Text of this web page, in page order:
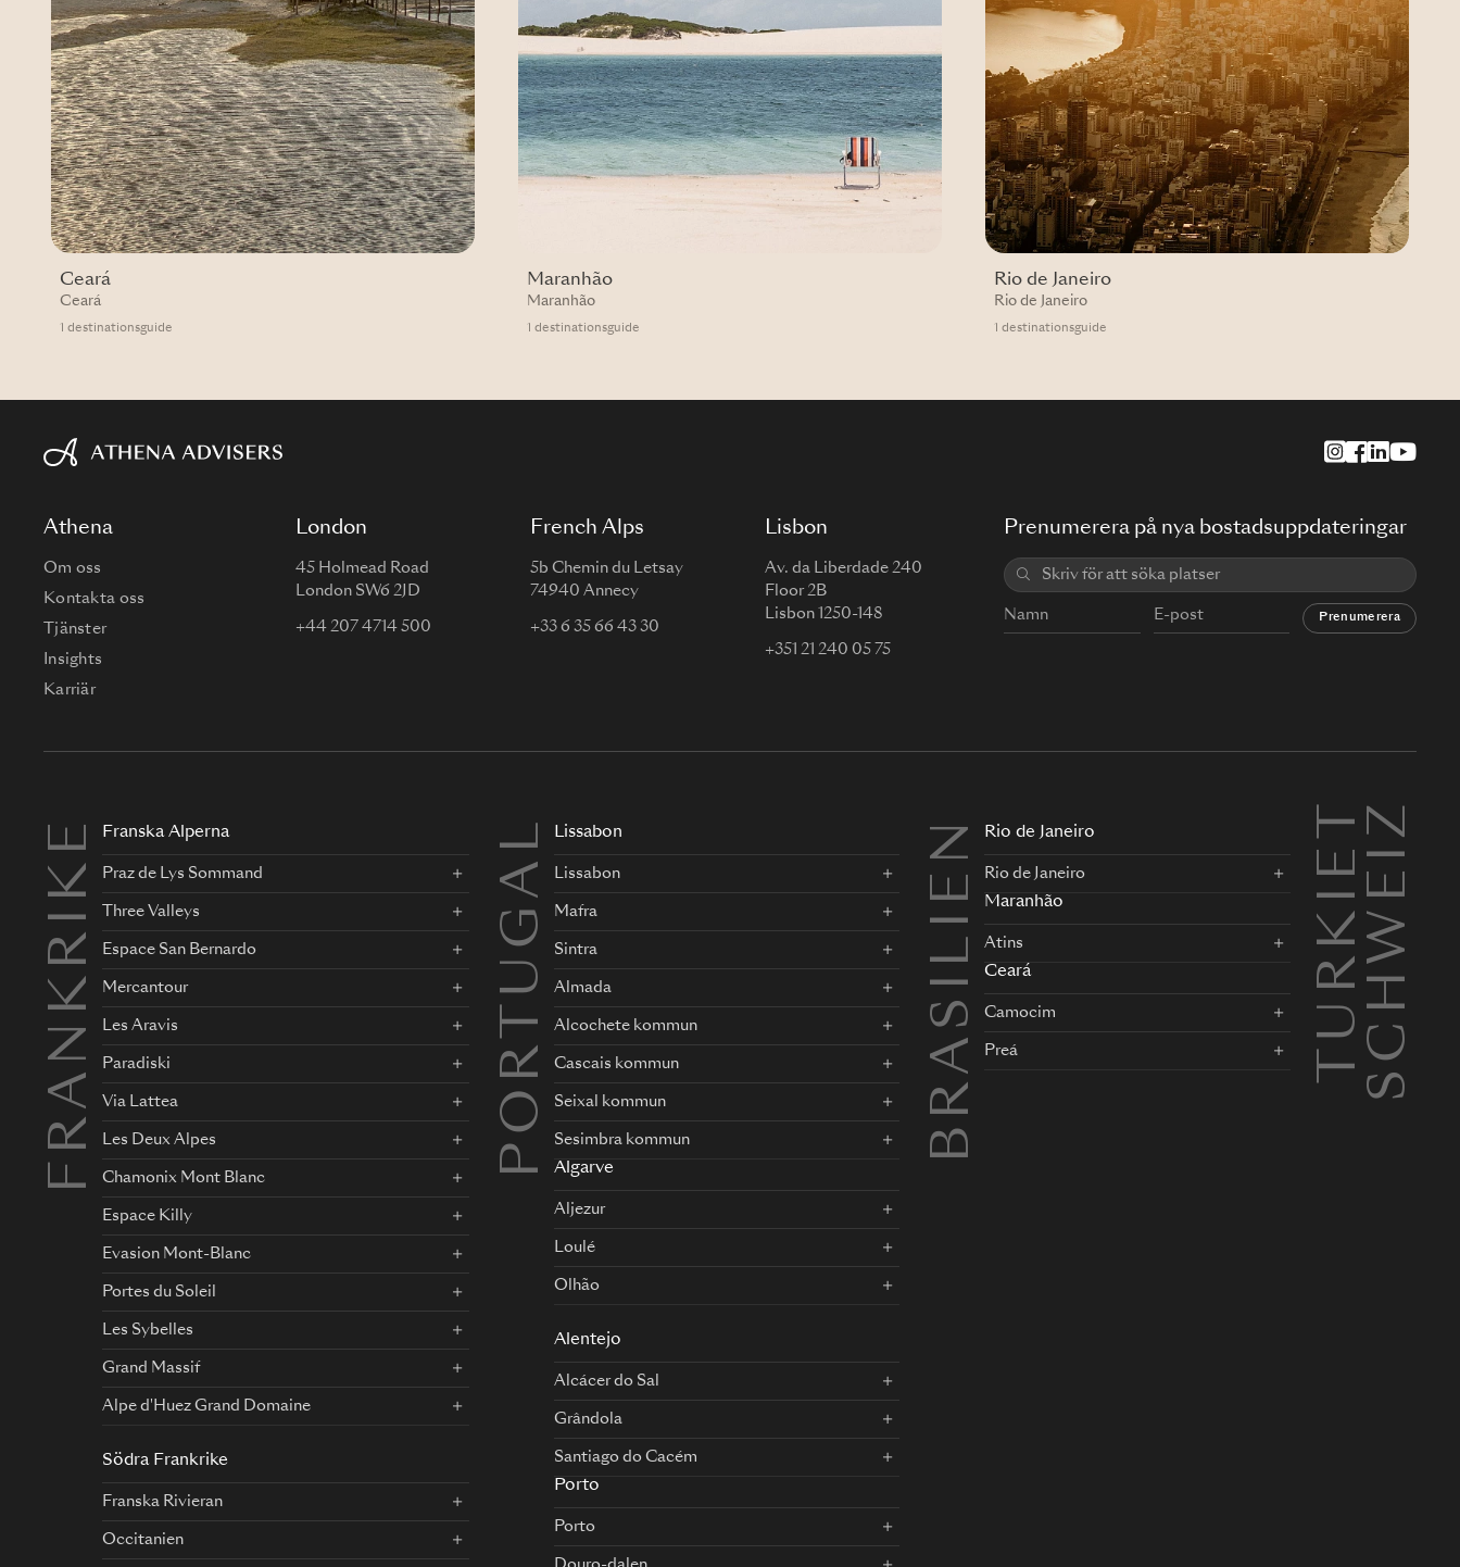
Ceará
Ceará
1 destinationsguide
Maranhão
Maranhão
1 destinationsguide
Rio de Janeiro
Rio de Janeiro
1 destinationsguide
Athena
Om oss
Kontakta oss
Tjänster
Insights
Karriär
London
45 Holmead Road
London SW6 2JD
+44 207 4714 500
French Alps
5b Chemin du Letsay
74940 Annecy
+33 6 35 66 43 30
Lisbon
Av. da Liberdade 240
Floor 2B
Lisbon 1250-148
+351 21 240 05 75
Prenumerera på nya bostadsuppdateringar
Prenumerera
FRANKRIKE Franska Alperna
Praz de Lys Sommand
Three Valleys
Espace San Bernardo
Mercantour
Les Aravis
Paradiski
Via Lattea
Les Deux Alpes
Chamonix Mont Blanc
Espace Killy
Evasion Mont-Blanc
Portes du Soleil
Les Sybelles
Grand Massif
Alpe d'Huez Grand Domaine
Södra Frankrike
Franska Rivieran
Occitanien
PORTUGAL Lissabon
Lissabon
Mafra
Sintra
Almada
Alcochete kommun
Cascais kommun
Seixal kommun
Sesimbra kommun
Algarve
Aljezur
Loulé
Olhão
Alentejo
Alcácer do Sal
Grândola
Santiago do Cacém
Porto
Porto
BRASILIEN Rio de Janeiro
Rio de Janeiro
Maranhão
Atins
Ceará
Camocim
Preá TURKIETSCHWEIZ